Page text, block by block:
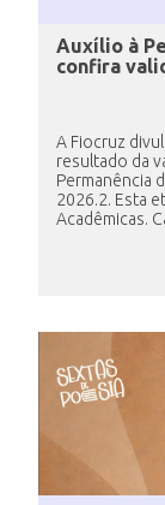
Auxílio à
confira
A Fiocruz
resultado da
Permanência
2026.2. Esta
Acadêmicas.